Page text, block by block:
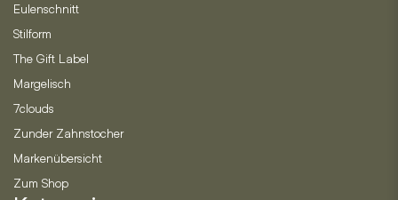
Eulenschnitt
Stilform
The Gift Label
Margelisch
7clouds
Zunder Zahnstocher
Markenübersicht
Zum Shop